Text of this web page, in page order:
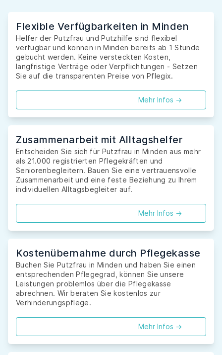
Flexible Verfügbarkeiten in Minden
Helfer der Putzfrau und Putzhilfe sind flexibel
verfügbar und können in Minden bereits ab 1 Stunde
gebucht werden. Keine versteckten Kosten,
langfristige Verträge oder Verpflichtungen - Setzen
Sie auf die transparenten Preise von Pflegix.
Mehr Infos ->
Zusammenarbeit mit Alltagshelfer
Entscheiden Sie sich für Putzfrau in Minden aus mehr
als 21.000 registrierten Pflegekräften und
Seniorenbegleitern. Bauen Sie eine vertrauensvolle
Zusammenarbeit und eine feste Beziehung zu Ihrem
individuellen Alltagsbegleiter auf.
Mehr Infos ->
Kostenübernahme durch Pflegekasse
Buchen Sie Putzfrau in Minden und haben Sie einen
entsprechenden Pflegegrad, können Sie unsere
Leistungen problemlos über die Pflegekasse
abrechnen. Wir beraten Sie kostenlos zur
Verhinderungspflege.
Mehr Infos ->